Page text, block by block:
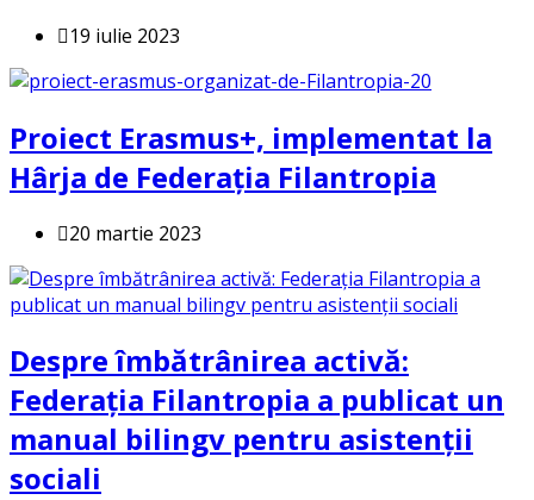
19 iulie 2023
Proiect Erasmus+, implementat la
Hârja de Federația Filantropia
20 martie 2023
Despre îmbătrânirea activă:
Federația Filantropia a publicat un
manual bilingv pentru asistenții
sociali